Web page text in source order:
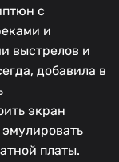
с
и
выстрелов и
добавила в
экран
платы.